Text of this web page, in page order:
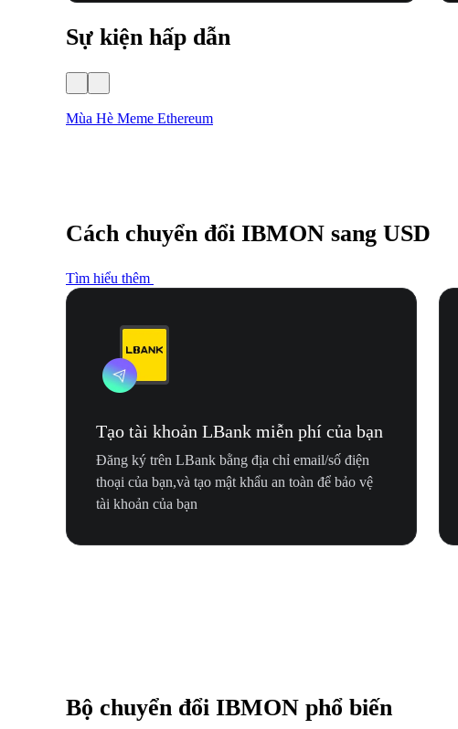
Sự kiện hấp dẫn
Mùa Hè Meme Ethereum
Cách chuyển đổi IBMON sang USD
Tìm hiểu thêm
Tạo tài khoản LBank miễn phí của bạn
Đăng ký trên LBank bằng địa chỉ email/số điện
thoại của bạn,và tạo mật khẩu an toàn để bảo vệ
tài khoản của bạn
Bộ chuyển đổi IBMON phổ biến